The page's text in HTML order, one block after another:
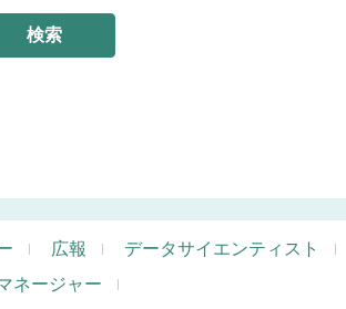
検索
広報
データサイエンティスト
ネージャー